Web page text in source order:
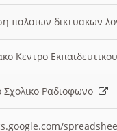
παλαιων δικτυακων
Κεντρο
Ραδιοφωνο